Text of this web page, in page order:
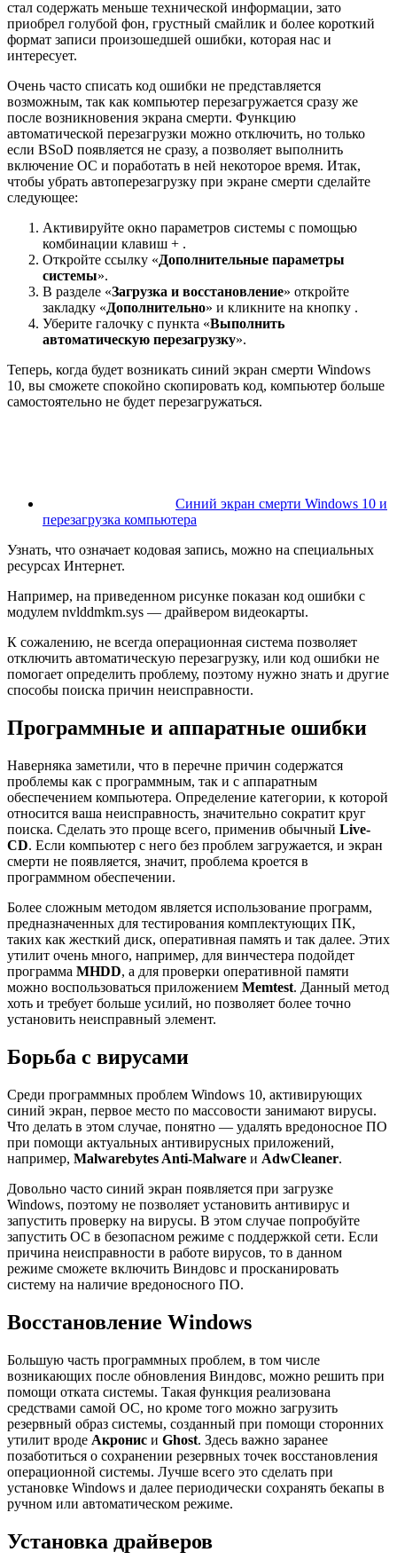
стал содержать меньше технической информации, зато
приобрел голубой фон, грустный смайлик и более короткий
формат записи произошедшей ошибки, которая нас и
интересует.
Очень часто списать код ошибки не представляется
возможным, так как компьютер перезагружается сразу же
после возникновения экрана смерти. Функцию
автоматической перезагрузки можно отключить, но только
если BSoD появляется не сразу, а позволяет выполнить
включение ОС и поработать в ней некоторое время. Итак,
чтобы убрать автоперезагрузку при экране смерти сделайте
следующее:
Активируйте окно параметров системы с помощью
комбинации клавиш + .
Откройте ссылку «Дополнительные параметры
системы».
В разделе «Загрузка и восстановление» откройте
закладку «Дополнительно» и кликните на кнопку .
Уберите галочку с пункта «Выполнить
автоматическую перезагрузку».
Теперь, когда будет возникать синий экран смерти Windows
10, вы сможете спокойно скопировать код, компьютер больше
самостоятельно не будет перезагружаться.
Синий экран смерти Windows 10 и
перезагрузка компьютера
Узнать, что означает кодовая запись, можно на специальных
ресурсах Интернет.
Например, на приведенном рисунке показан код ошибки с
модулем nvlddmkm.sys — драйвером видеокарты.
К сожалению, не всегда операционная система позволяет
отключить автоматическую перезагрузку, или код ошибки не
помогает определить проблему, поэтому нужно знать и другие
способы поиска причин неисправности.
Программные и аппаратные ошибки
Наверняка заметили, что в перечне причин содержатся
проблемы как с программным, так и с аппаратным
обеспечением компьютера. Определение категории, к которой
относится ваша неисправность, значительно сократит круг
поиска. Сделать это проще всего, применив обычный Live-
CD. Если компьютер с него без проблем загружается, и экран
смерти не появляется, значит, проблема кроется в
программном обеспечении.
Более сложным методом является использование программ,
предназначенных для тестирования комплектующих ПК,
таких как жесткий диск, оперативная память и так далее. Этих
утилит очень много, например, для винчестера подойдет
программа MHDD, а для проверки оперативной памяти
можно воспользоваться приложением Memtest. Данный метод
хоть и требует больше усилий, но позволяет более точно
установить неисправный элемент.
Борьба с вирусами
Среди программных проблем Windows 10, активирующих
синий экран, первое место по массовости занимают вирусы.
Что делать в этом случае, понятно — удалять вредоносное ПО
при помощи актуальных антивирусных приложений,
например, Malwarebytes Anti-Malware и AdwCleaner.
Довольно часто синий экран появляется при загрузке
Windows, поэтому не позволяет установить антивирус и
запустить проверку на вирусы. В этом случае попробуйте
запустить ОС в безопасном режиме с поддержкой сети. Если
причина неисправности в работе вирусов, то в данном
режиме сможете включить Виндовс и просканировать
систему на наличие вредоносного ПО.
Восстановление Windows
Большую часть программных проблем, в том числе
возникающих после обновления Виндовс, можно решить при
помощи отката системы. Такая функция реализована
средствами самой ОС, но кроме того можно загрузить
резервный образ системы, созданный при помощи сторонних
утилит вроде Акронис и Ghost. Здесь важно заранее
позаботиться о сохранении резервных точек восстановления
операционной системы. Лучше всего это сделать при
установке Windows и далее периодически сохранять бекапы в
ручном или автоматическом режиме.
Установка драйверов